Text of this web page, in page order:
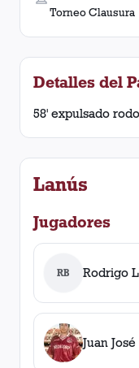
Torneo Clausura
Detalles del
58' expulsado
Lanús
Jugadores
RB Rodrigo
Juan